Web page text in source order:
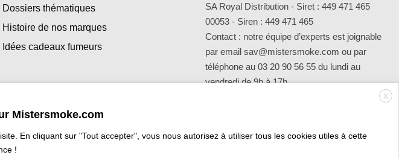
Dossiers thématiques
Histoire de nos marques
Idées cadeaux fumeurs
SA Royal Distribution - Siret : 449 471 465
00053 - Siren : 449 471 465
Contact : notre équipe d’experts est joignable
par email sav@mistersmoke.com ou par
téléphone au 03 20 90 56 55 du lundi au
vendredi de 9h à 17h.
X
Mistersmoke.com
En cliquant sur "Tout accepter", vous nous autorisez à utiliser tous les cookies utiles à cette
!